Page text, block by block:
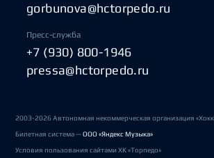
gorbunova@hctorpedo.ru
Пресс-служба
+7 (930) 800-1946
pressa@hctorpedo.ru
2003-2026 Автономная некоммерческая организация
Билетная система —ООО «Яндекс Музыка»
Условия пользования сайтами ХК «Торпедо»